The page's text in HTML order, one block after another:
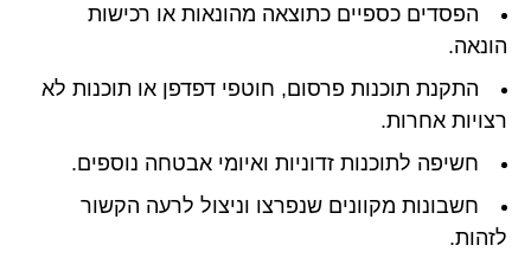
הפסדים כספיים כתוצאה מהונאות או רכישות
הונאה.
התקנת תוכנות פרסום, חוטפי דפדפן או תוכנות לא
רצויות אחרות.
חשיפה לתוכנות זדוניות ואיומי אבטחה נוספים.
חשבונות מקוונים שנפרצו וניצול לרעה הקשור
לזהות.